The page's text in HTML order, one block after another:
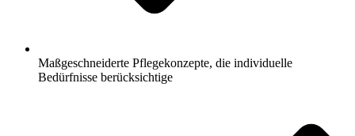
Maßgeschneiderte Pflegekonzepte, die individuelle
Bedürfnisse berücksichtige